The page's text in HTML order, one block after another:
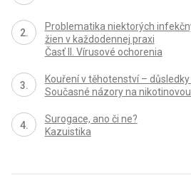
Problematika niektorých
žien v každodennej praxi
Časť II. Vírusové ochorenia
Kouření v těhotenství –
Současné názory na
Surogace, ano či ne?
Kazuistika